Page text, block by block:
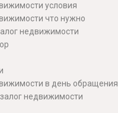
условия
что нужно
недвижимости
в день обращения
недвижимости